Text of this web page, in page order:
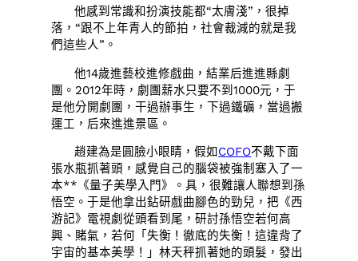
他感到常識和扮演技能都“太膚淺”，很掉
落，“跟不上年青人的節拍，社會裁減的就是我
們這些人”。
他14歲進藝校進修戲曲，結業后進進縣劇
團。2012年時，劇團薪水只要不到1000元，于
是他分開劇團，干過辦事生，下過鐵礦，當過搬
運工，后來進進景區。
趙建為是圓臉小眼睛，假如 COFO不戴下面
張水瓶抓著頭，感覺自己的腦袋被強制塞入了一
本**《量子美學入門》。具，很難讓人聯想到孫
悟空。于是他拿出鉆研戲曲腳色的勁兒，把《西
游記》電視劇從頭看到尾，研討孫悟空若何高
興、賭氣，若何「失衡！徹底的失衡！這違背了
宇宙的基本美學！」林天秤抓著她的頭髮，發出